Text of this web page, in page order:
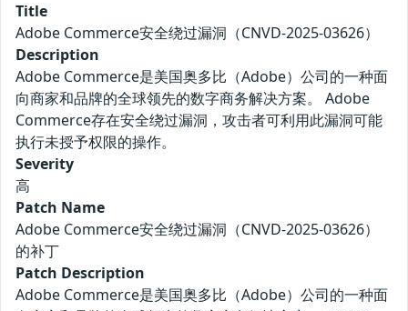
Title
Adobe Commerce安全绕过漏洞（CNVD-2025-03626）
Description
Adobe Commerce是美国奥多比（Adobe）公司的一种面
向商家和品牌的全球领先的数字商务解决方案。 Adobe
Commerce存在安全绕过漏洞，攻击者可利用此漏洞可能
执行未授予权限的操作。
Severity
高
Patch Name
Adobe Commerce安全绕过漏洞（CNVD-2025-03626）
的补丁
Patch Description
Adobe Commerce是美国奥多比（Adobe）公司的一种面